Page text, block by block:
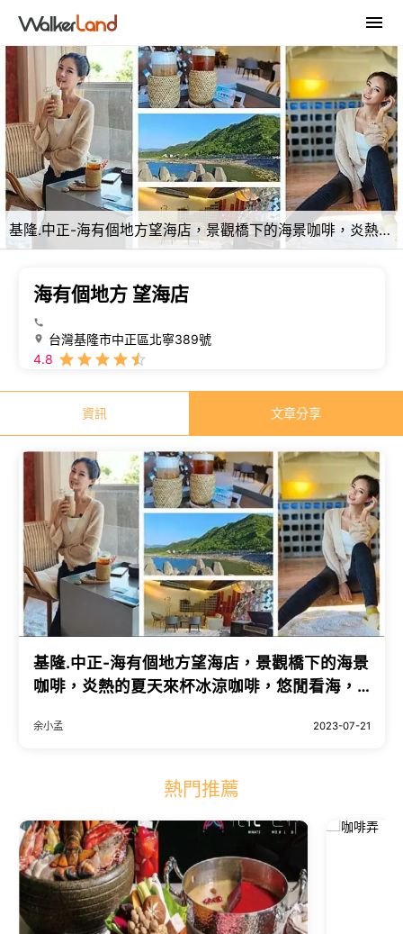
基隆.中正-海有個地方望海店，景觀橋下的海景咖啡，炎熱的夏天來杯冰涼咖啡，悠閒看海，把煩惱都留在海有個
海有個地方 望海店
台灣基隆市中正區北寧389號
4.8
資訊 文章分享
基隆.中正-海有個地方望海店，景觀橋下的海景
咖啡，炎熱的夏天來杯冰涼咖啡，悠閒看海，
余小孟 2023-07-21
熱門推薦